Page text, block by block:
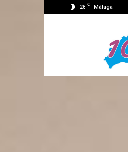
26 C Málaga